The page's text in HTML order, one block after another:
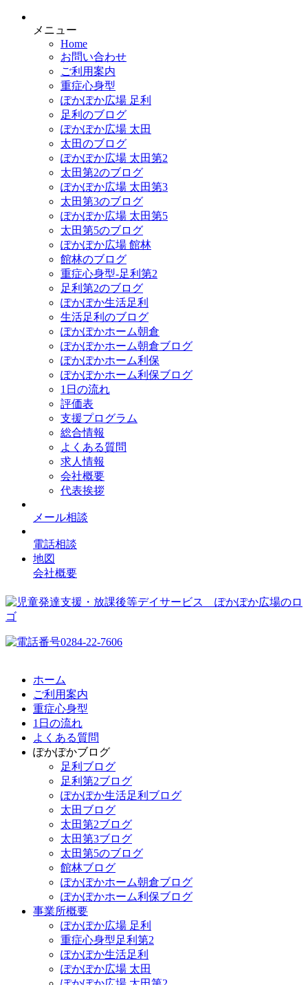
メニュー
Home
お問い合わせ
ご利用案内
重症心身型
ぽかぽか広場 足利
足利のブログ
ぽかぽか広場 太田
太田のブログ
ぽかぽか広場 太田第2
太田第2のブログ
ぽかぽか広場 太田第3
太田第3のブログ
ぽかぽか広場 太田第5
太田第5のブログ
ぽかぽか広場 館林
館林のブログ
重症心身型-足利第2
足利第2のブログ
ぽかぽか生活足利
生活足利のブログ
ぽかぽかホーム朝倉
ぽかぽかホーム朝倉ブログ
ぽかぽかホーム利保
ぽかぽかホーム利保ブログ
1日の流れ
評価表
支援プログラム
総合情報
よくある質問
求人情報
会社概要
代表挨拶
メール相談
電話相談
地図
会社概要
ホーム
ご利用案内
重症心身型
1日の流れ
よくある質問
ぽかぽかブログ
足利ブログ
足利第2ブログ
ぽかぽか生活足利ブログ
太田ブログ
太田第2ブログ
太田第3ブログ
太田第5のブログ
館林ブログ
ぽかぽかホーム朝倉ブログ
ぽかぽかホーム利保ブログ
事業所概要
ぽかぽか広場 足利
重症心身型足利第2
ぽかぽか生活足利
ぽかぽか広場 太田